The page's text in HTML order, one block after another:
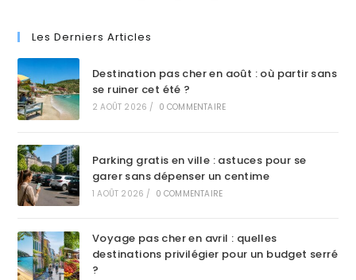
Les Derniers Articles
Destination pas cher en août : où partir sans
se ruiner cet été ?
2 AOÛT 2026 / 0 COMMENTAIRE
Parking gratis en ville : astuces pour se
garer sans dépenser un centime
1 AOÛT 2026 / 0 COMMENTAIRE
Voyage pas cher en avril : quelles
destinations privilégier pour un budget serré
?